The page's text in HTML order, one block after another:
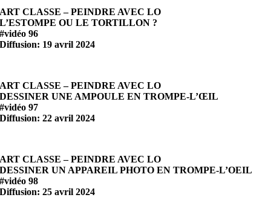
ART CLASSE – PEINDRE AVEC LO
L’ESTOMPE OU LE TORTILLON ?
#vidéo 96
Diffusion: 19 avril 2024
ART CLASSE – PEINDRE AVEC LO
DESSINER UNE AMPOULE EN TROMPE-L’ŒIL
#vidéo 97
Diffusion: 22 avril 2024
ART CLASSE – PEINDRE AVEC LO
DESSINER UN APPAREIL PHOTO EN TROMPE-L’OEIL
#vidéo 98
Diffusion: 25 avril 2024